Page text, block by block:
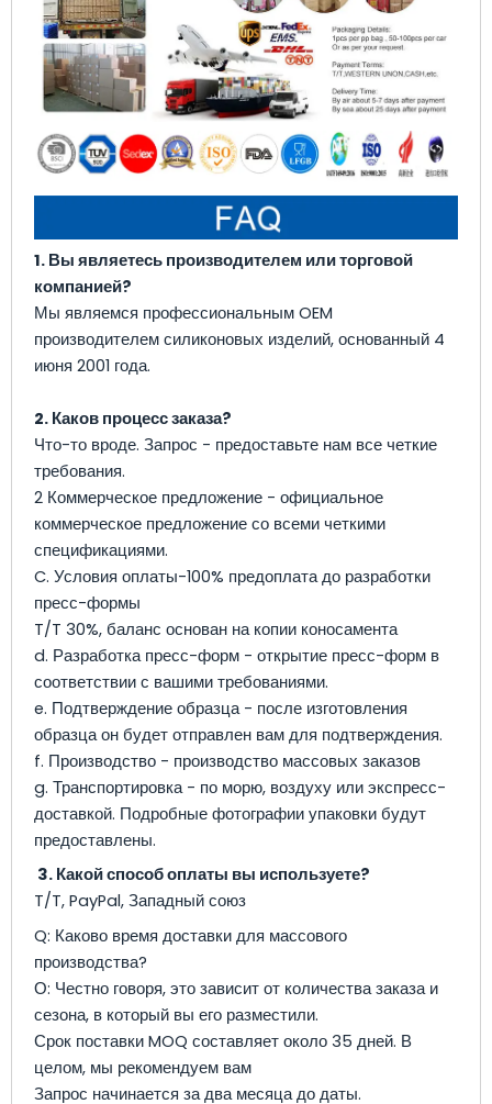
1. Вы являетесь производителем или торговой
компанией?
Мы являемся профессиональным OEM
производителем силиконовых изделий, основанный 4
июня 2001 года.
2. Каков процесс заказа?
Что-то вроде. Запрос - предоставьте нам все четкие
требования.
2 Коммерческое предложение - официальное
коммерческое предложение со всеми четкими
спецификациями.
C. Условия оплаты-100% предоплата до разработки
пресс-формы
T/T 30%, баланс основан на копии коносамента
d. Разработка пресс-форм - открытие пресс-форм в
соответствии с вашими требованиями.
e. Подтверждение образца - после изготовления
образца он будет отправлен вам для подтверждения.
f. Производство - производство массовых заказов
g. Транспортировка - по морю, воздуху или экспресс-
доставкой. Подробные фотографии упаковки будут
предоставлены.
3. Какой способ оплаты вы используете?
T/T, PayPal, Западный союз
Q: Каково время доставки для массового
производства?
О: Честно говоря, это зависит от количества заказа и
сезона, в который вы его разместили.
Срок поставки MOQ составляет около 35 дней. В
целом, мы рекомендуем вам
Запрос начинается за два месяца до даты.